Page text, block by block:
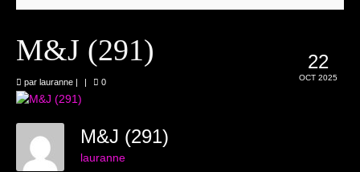
Mariages
Grossesses
Nouveaux-nés
22
OCT 2025
M&J (291)
par lauranne | | 0
M&J (291)
lauranne